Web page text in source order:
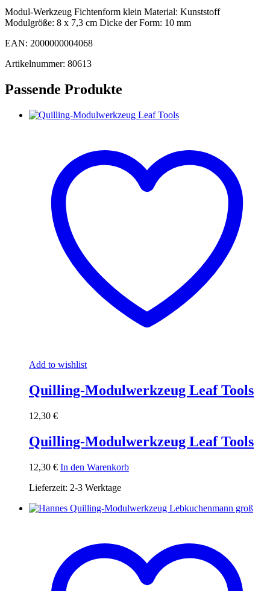
Modul-Werkzeug Fichtenform klein Material: Kunststoff
Modulgröße: 8 x 7,3 cm Dicke der Form: 10 mm
EAN: 2000000004068
Artikelnummer: 80613
Passende Produkte
Add to wishlist
Quilling-Modulwerkzeug Leaf Tools
12,30 €
Quilling-Modulwerkzeug Leaf Tools
12,30 € In den Warenkorb
Lieferzeit: 2-3 Werktage